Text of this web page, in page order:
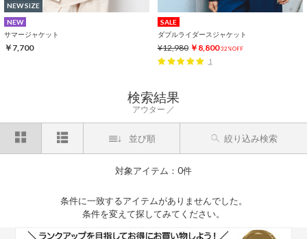
NEW SIZE
NEW
サマージャケット
￥7,700
SALE
ダブルライダースジャケット
¥12,980 ￥8,800 32%OFF
1
検索結果
アウター
並び順 絞り込み検索
対象アイテム：0件
条件に一致するアイテムがありませんでした。
条件を変えて探してみてください。